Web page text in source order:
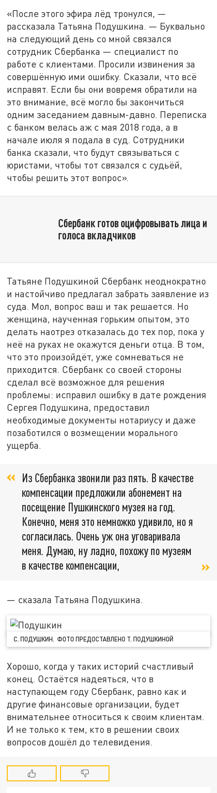
«После этого эфира лёд тронулся, —
рассказала Татьяна Подушкина. — Буквально
на следующий день со мной связался
сотрудник Сбербанка — специалист по
работе с клиентами. Просили извинения за
совершённую ими ошибку. Сказали, что всё
исправят. Если бы они вовремя обратили на
это внимание, всё могло бы закончиться
одним заседанием давным-давно. Переписка
с банком велась аж с мая 2018 года, а в
начале июля я подала в суд. Сотрудники
банка сказали, что будут связываться с
юристами, чтобы тот связался с судьёй,
чтобы решить этот вопрос».
Сбербанк готов оцифровывать лица и
голоса вкладчиков
Татьяне Подушкиной Сбербанк неоднократно
и настойчиво предлагал забрать заявление из
суда. Мол, вопрос ваш и так решается. Но
женщина, наученная горьким опытом, это
делать наотрез отказалась до тех пор, пока у
неё на руках не окажутся деньги отца. В том,
что это произойдёт, уже сомневаться не
приходится. Сбербанк со своей стороны
сделал всё возможное для решения
проблемы: исправил ошибку в дате рождения
Сергея Подушкина, предоставил
необходимые документы нотариусу и даже
позаботился о возмещении морального
ущерба.
Из Сбербанка звонили раз пять. В качестве
компенсации предложили абонемент на
посещение Пушкинского музея на год.
Конечно, меня это немножко удивило, но я
согласилась. Очень уж она уговаривала
меня. Думаю, ну ладно, похожу по музеям
в качестве компенсации,
— сказала Татьяна Подушкина.
С. ПОДУШКИН. ФОТО ПРЕДОСТАВЛЕНО Т. ПОДУШКИНОЙ
Хорошо, когда у таких историй счастливый
конец. Остаётся надеяться, что в
наступающем году Сбербанк, равно как и
другие финансовые организации, будет
внимательнее относиться к своим клиентам.
И не только к тем, кто в решении своих
вопросов дошёл до телевидения.